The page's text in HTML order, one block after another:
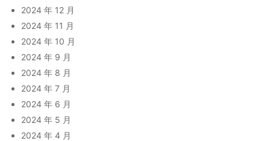
2024 年 12 月
2024 年 11 月
2024 年 10 月
2024 年 9 月
2024 年 8 月
2024 年 7 月
2024 年 6 月
2024 年 5 月
2024 年 4 月